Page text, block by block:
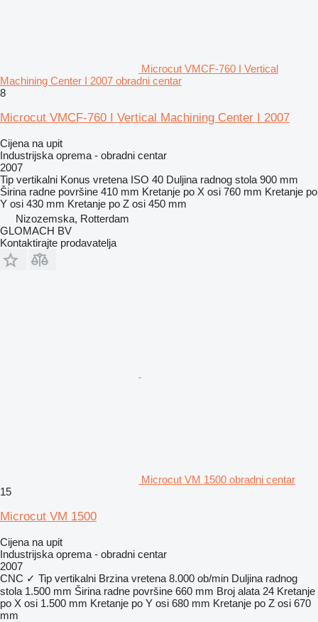
Microcut VMCF-760 I Vertical
Machining Center I 2007 obradni centar
8
Microcut VMCF-760 I Vertical Machining Center I 2007
Cijena na upit
Industrijska oprema - obradni centar
2007
Tip vertikalni Konus vretena ISO 40 Duljina radnog stola 900 mm
Širina radne površine 410 mm Kretanje po X osi 760 mm Kretanje po
Y osi 430 mm Kretanje po Z osi 450 mm
Nizozemska, Rotterdam
GLOMACH BV
Kontaktirajte prodavatelja
Microcut VM 1500 obradni centar
15
Microcut VM 1500
Cijena na upit
Industrijska oprema - obradni centar
2007
CNC ✓ Tip vertikalni Brzina vretena 8.000 ob/min Duljina radnog
stola 1.500 mm Širina radne površine 660 mm Broj alata 24 Kretanje
po X osi 1.500 mm Kretanje po Y osi 680 mm Kretanje po Z osi 670
mm